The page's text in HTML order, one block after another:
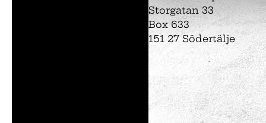
Utställningar
Såpbubbelshow
Intresseanmälan
Storgatan 33
Box 633
151 27 Södertälje